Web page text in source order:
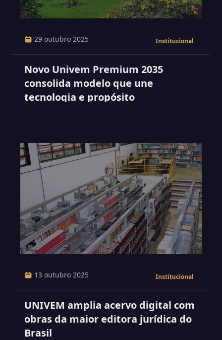
29 outubro 2025 Institucional
Novo Univem Premium 2035
consolida modelo que une
tecnologia e propósito
13 outubro 2025 Institucional
UNIVEM amplia acervo digital com
obras da maior editora jurídica do
Brasil